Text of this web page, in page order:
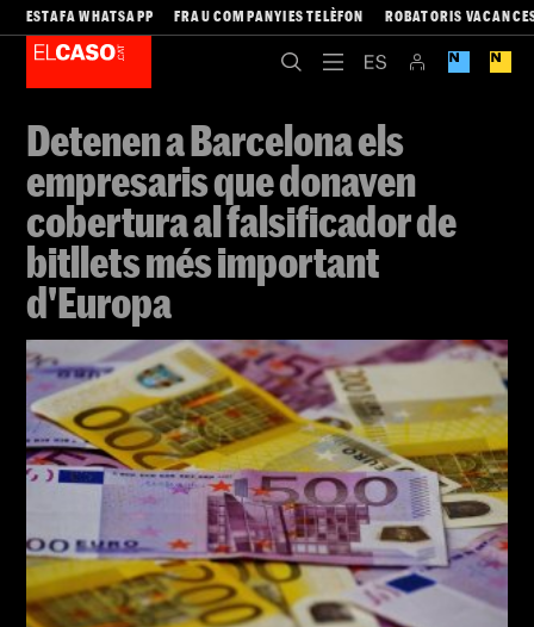
ESTAFA WHATSAPP FRAU COMPANYIES TELÈFON ROBATORIS
Detenen a Barcelona els
empresaris que donaven
cobertura al falsificador de
bitllets més important
d'Europa